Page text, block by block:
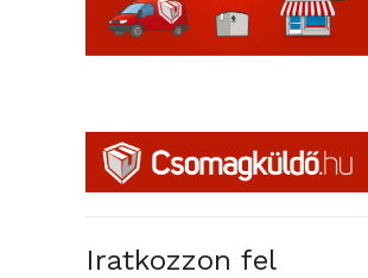
Iratkozzon fel